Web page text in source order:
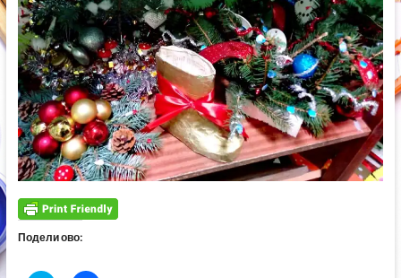
Подели ово: